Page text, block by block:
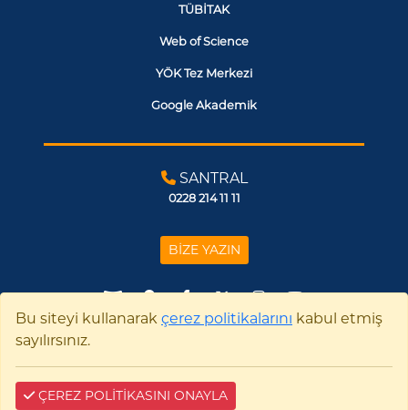
TÜBİTAK
Web of Science
YÖK Tez Merkezi
Google Akademik
SANTRAL
0228 214 11 11
BİZE YAZIN
Bu siteyi kullanarak çerez politikalarını kabul etmiş
sayılırsınız.
ÇEREZ POLİTİKASINI ONAYLA